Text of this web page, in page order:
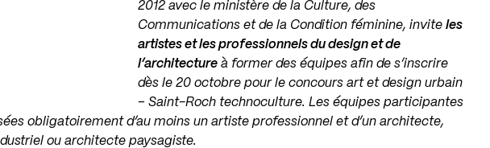
2012 avec le ministère de la Culture, des
Communications et de la Condition féminine, inviteles
artistes et les professionnels du design et de
l’architecture à former des équipes afin de s’inscrire
dès le 20 octobre pour le concours art et design urbain
– Saint-Roch technoculture. Les équipes participantes
obligatoirement d’au moins un artiste professionnel et d’un architecte,
ou architecte paysagiste.